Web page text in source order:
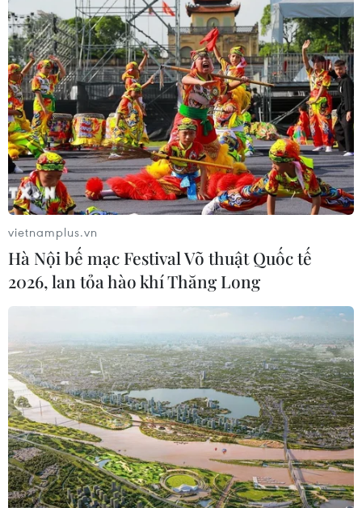
vietnamplus.vn
Hà Nội bế mạc Festival Võ thuật Quốc tế
2026, lan tỏa hào khí Thăng Long